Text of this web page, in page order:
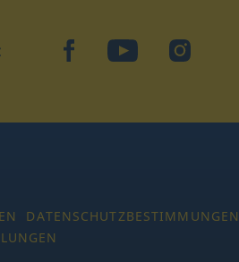
facebookYouTubeInstagram
DATENSCHUTZBESTIMMUNGEN